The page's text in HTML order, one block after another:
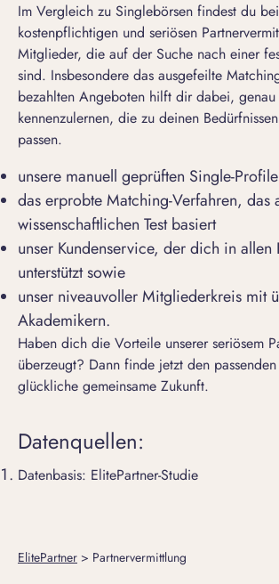
Im Vergleich zu Singlebörsen findest du bei
kostenpflichtigen und seriösen
Mitglieder, die auf der Suche nach einer
sind. Insbesondere das ausgefeilte
bezahlten Angeboten hilft dir dabei,
kennenzulernen, die zu deinen
passen.
unsere manuell geprüften Single-Profile
das erprobte Matching-Verfahren, das
wissenschaftlichen Test basiert
unser Kundenservice, der dich in allen
unterstützt sowie
unser niveauvoller Mitgliederkreis mit
Akademikern.
Haben dich die Vorteile unserer seriösem
überzeugt? Dann finde jetzt den
glückliche gemeinsame Zukunft.
Datenquellen:
Datenbasis: ElitePartner-Studie
ElitePartner > Partnervermittlung